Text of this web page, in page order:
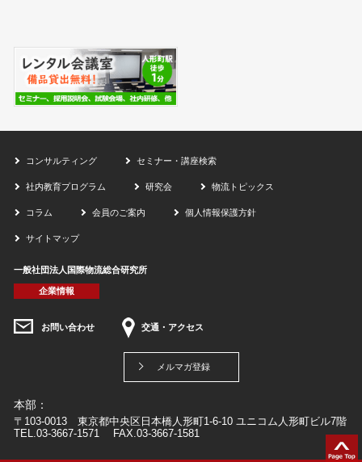
コンサルティング セミナー・講座検索
社内教育プログラム 研究会 物流トピックス
コラム 会員のご案内 個人情報保護方針
サイトマップ
一般社団法人国際物流総合研究所
企業情報
お問い合わせ 交通・アクセス
メルマガ登録
本部：
〒103-0013 東京都中央区日本橋人形町1-6-10 ユニコム人形町ビル7階
TEL.03-3667-1571 FAX.03-3667-1581